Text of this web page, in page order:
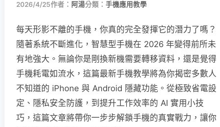
2026/4/25作者： 阿湯分類： 手機應用教學
每天形影不離的手機，你真的完全發揮它的潛力了嗎？
隨著系統不斷進化，智慧型手機在 2026 年變得前所未
有地強大。無論你是剛換新機需要轉移資料，還是覺得
手機耗電如流水，這篇最新手機教學將為你揭密多數人
不知道的 iPhone 與 Android 隱藏功能。從極致省電設
定、隱私安全防護，到提升工作效率的 AI 實用小技
巧，這篇文章將帶你一步步解鎖手機的真實戰力，讓你